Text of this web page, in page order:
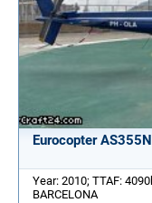
Eurocopter
Year: 2010; TTAF:
BARCELONA